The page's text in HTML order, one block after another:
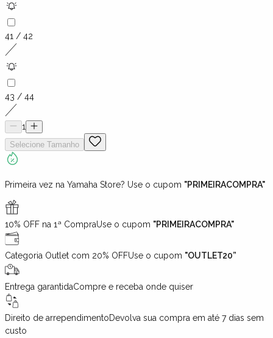
41 / 42
43 / 44
1
Selecione Tamanho
Primeira vez na Yamaha Store? Use o cupom "PRIMEIRACOMPRA"
10% OFF na 1ª CompraUse o cupom "PRIMEIRACOMPRA"
Categoria Outlet com 20% OFFUse o cupom "OUTLET20”
Entrega garantidaCompre e receba onde quiser
Direito de arrependimentoDevolva sua compra em até 7 dias sem
custo